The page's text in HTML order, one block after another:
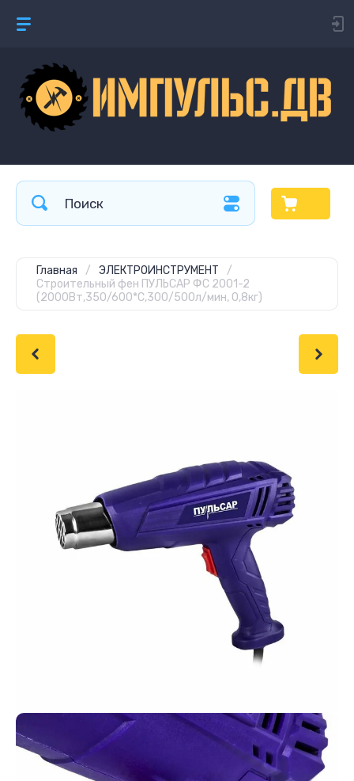
Главная / ЭЛЕКТРОИНСТРУМЕНТ
/
Строительный фен ПУЛЬСАР ФС 2001-2
(2000Вт,350/600*C,300/500л/мин, 0,8кг)